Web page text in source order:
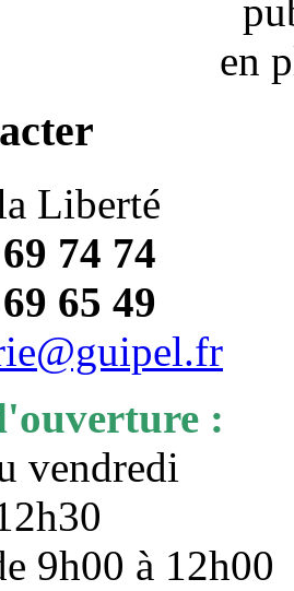
Liberté
74 74
65 49
:
vendredi
9h00 à